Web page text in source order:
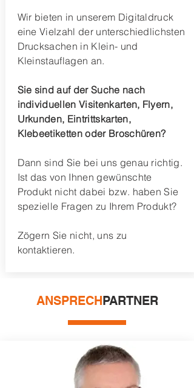
Wir bieten in unserem Digitaldruck
eine Vielzahl der unterschiedlichsten
Drucksachen in Klein- und
Kleinstauflagen an.
Sie sind auf der Suche nach
individuellen Visitenkarten, Flyern,
Urkunden, Eintrittskarten,
Klebeetiketten oder Broschüren?
Dann sind Sie bei uns genau richtig.
Ist das von Ihnen gewünschte
Produkt nicht dabei bzw. haben Sie
spezielle Fragen zu Ihrem Produkt?
Zögern Sie nicht, uns zu
kontaktieren.
ANSPRECHPARTNER